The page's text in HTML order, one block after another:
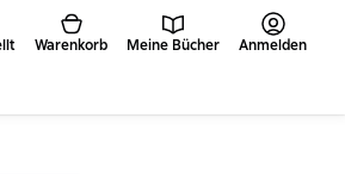
Warenkorb Meine Bücher Anmelden